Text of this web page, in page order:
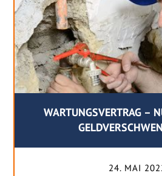
WARTUNGSVERTRAG –
24. MAI